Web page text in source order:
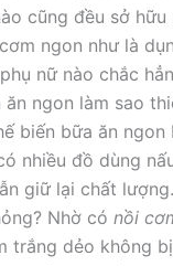
cũng đều sở
ngon như là
nữ nào chắc
ngon làm sao
biến bữa ăn
nhiều đồ dùng
giữ lại chất
Nhờ có nồi
trắng dẻo không